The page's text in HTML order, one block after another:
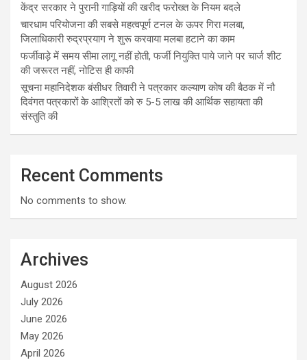
केंद्र सरकार ने पुरानी गाड़ियों की खरीद फरोख्त के नियम बदले
चारधाम परियोजना की सबसे महत्वपूर्ण टनल के ऊपर गिरा मलबा,
जिलाधिकारी रुद्रप्रयाग ने शुरू करवाया मलबा हटाने का काम
फर्जीवाड़े में समय सीमा लागू नहीं होती, फर्जी नियुक्ति पाये जाने पर चार्ज शीट
की जरूरत नहीं, नोटिस ही काफी
सूचना महानिदेशक बंसीधर तिवारी ने पत्रकार कल्याण कोष की बैठक में नौ
दिवंगत पत्रकारों के आश्रितों को रु 5-5 लाख की आर्थिक सहायता की
संस्तुति की
Recent Comments
No comments to show.
Archives
August 2026
July 2026
June 2026
May 2026
April 2026